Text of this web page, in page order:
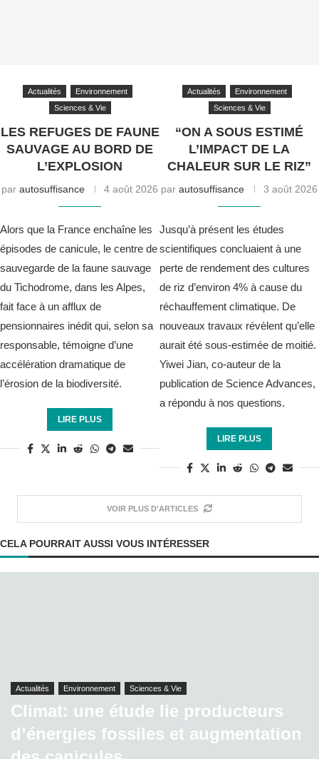
Actualités
Environnement
Sciences & Vie
LES REFUGES DE FAUNE
SAUVAGE AU BORD DE
L’EXPLOSION
par autosuffisance 4 août 2026
Alors que la France enchaîne les
épisodes de canicule, le centre de
sauvegarde de la faune sauvage
du Tichodrome, dans les Alpes,
fait face à un afflux de
pensionnaires inédit qui, selon sa
responsable, témoigne d’une
accélération dramatique de
l’érosion de la biodiversité.
LIRE PLUS
Actualités
Environnement
Sciences & Vie
“ON A SOUS ESTIMÉ
L’IMPACT DE LA
CHALEUR SUR LE RIZ”
par autosuffisance 3 août 2026
Jusqu’à présent les études
scientifiques concluaient à une
perte de rendement des cultures
de riz d’environ 4% à cause du
réchauffement climatique. De
nouveaux travaux révèlent qu’elle
aurait été sous-estimée de moitié.
Yiwei Jian, co-auteur de la
publication de Science Advances,
a répondu à nos questions.
LIRE PLUS
VOIR PLUS D'ARTICLES
CELA POURRAIT AUSSI VOUS INTÉRESSER
Actualités Environnement Sciences & Vie
Climat: une étude lie producteurs
d’énergies fossiles et augmentation